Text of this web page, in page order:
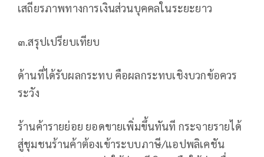
เสถียรภาพทางการเงินส่วนบุคคลในระยะยาว
๓.สรุปเปรียบเทียบ
ด้านที่ได้รับผลกระทบ คือผลกระทบเชิงบวกข้อควร
ระวัง
ร้านค้ารายย่อย ยอดขายเพิ่มขึ้นทันที กระจายรายได้
สู่ชุมชนร้านค้าต้องเข้าระบบภาษี/แอปพลิเคชัน